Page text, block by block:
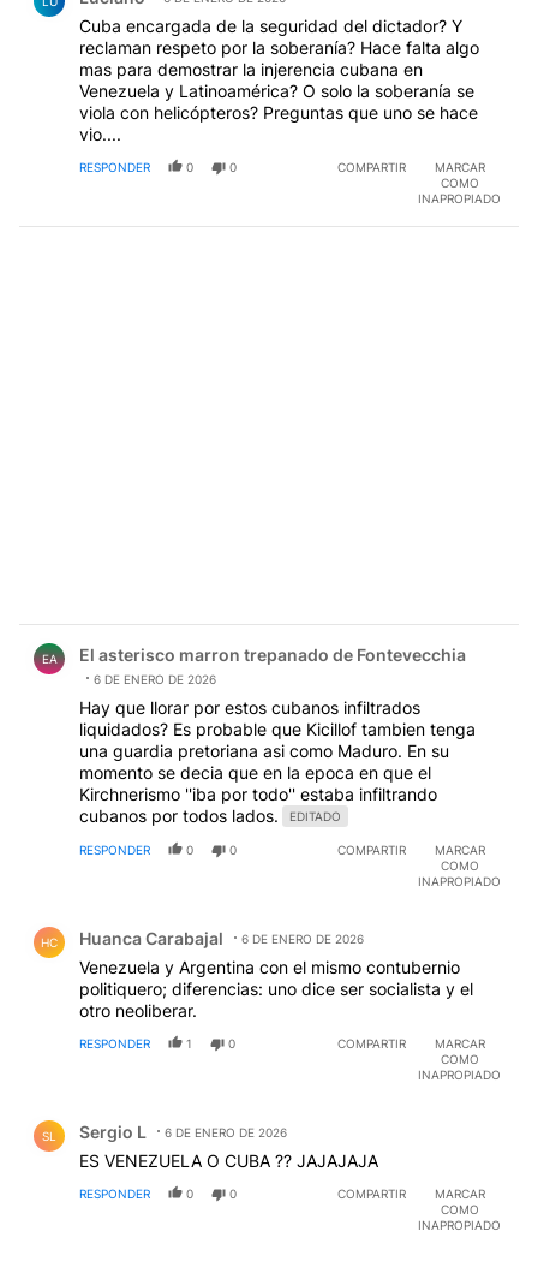
Cuba encargada de la seguridad del dictador? Y
reclaman respeto por la soberanía? Hace falta algo
mas para demostrar la injerencia cubana en
Venezuela y Latinoamérica? O solo la soberanía se
viola con helicópteros? Preguntas que uno se hace
vio....
RESPONDER 0 0 COMPARTIR
MARCAR
COMO
INAPROPIADO
EA El asterisco marron trepanado de Fontevecchia
6 DE ENERO DE 2026
Hay que llorar por estos cubanos infiltrados
liquidados? Es probable que Kicillof tambien tenga
una guardia pretoriana asi como Maduro. En su
momento se decia que en la epoca en que el
Kirchnerismo ''iba por todo'' estaba infiltrando
cubanos por todos lados.
EDITADO
RESPONDER 0 0 COMPARTIR
MARCAR
COMO
INAPROPIADO
HC Huanca Carabajal 6 DE ENERO DE 2026
Venezuela y Argentina con el mismo contubernio
politiquero; diferencias: uno dice ser socialista y el
otro neoliberar.
RESPONDER 1 0 COMPARTIR
MARCAR
COMO
INAPROPIADO
SL Sergio L 6 DE ENERO DE 2026
ES VENEZUELA O CUBA ?? JAJAJAJA
RESPONDER 0 0 COMPARTIR
MARCAR
COMO
INAPROPIADO